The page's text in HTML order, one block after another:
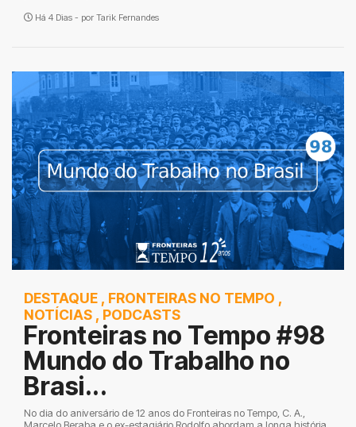
Há 4 Dias - por Tarik Fernandes
DESTAQUE , FRONTEIRAS NO TEMPO ,
NOTÍCIAS , PODCASTS
Fronteiras no Tempo #98
Mundo do Trabalho no
Brasi...
No dia do aniversário de 12 anos do Fronteiras no Tempo, C. A.,